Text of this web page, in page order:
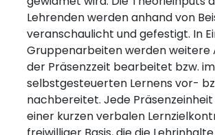
Lehrenden werden anhand von
veranschaulicht und gefestigt. In
Gruppenarbeiten werden weitere
der Präsenzzeit bearbeitet bzw.
selbstgesteuerten Lernens vor-
nachbereitet. Jede
einer kurzen verbalen